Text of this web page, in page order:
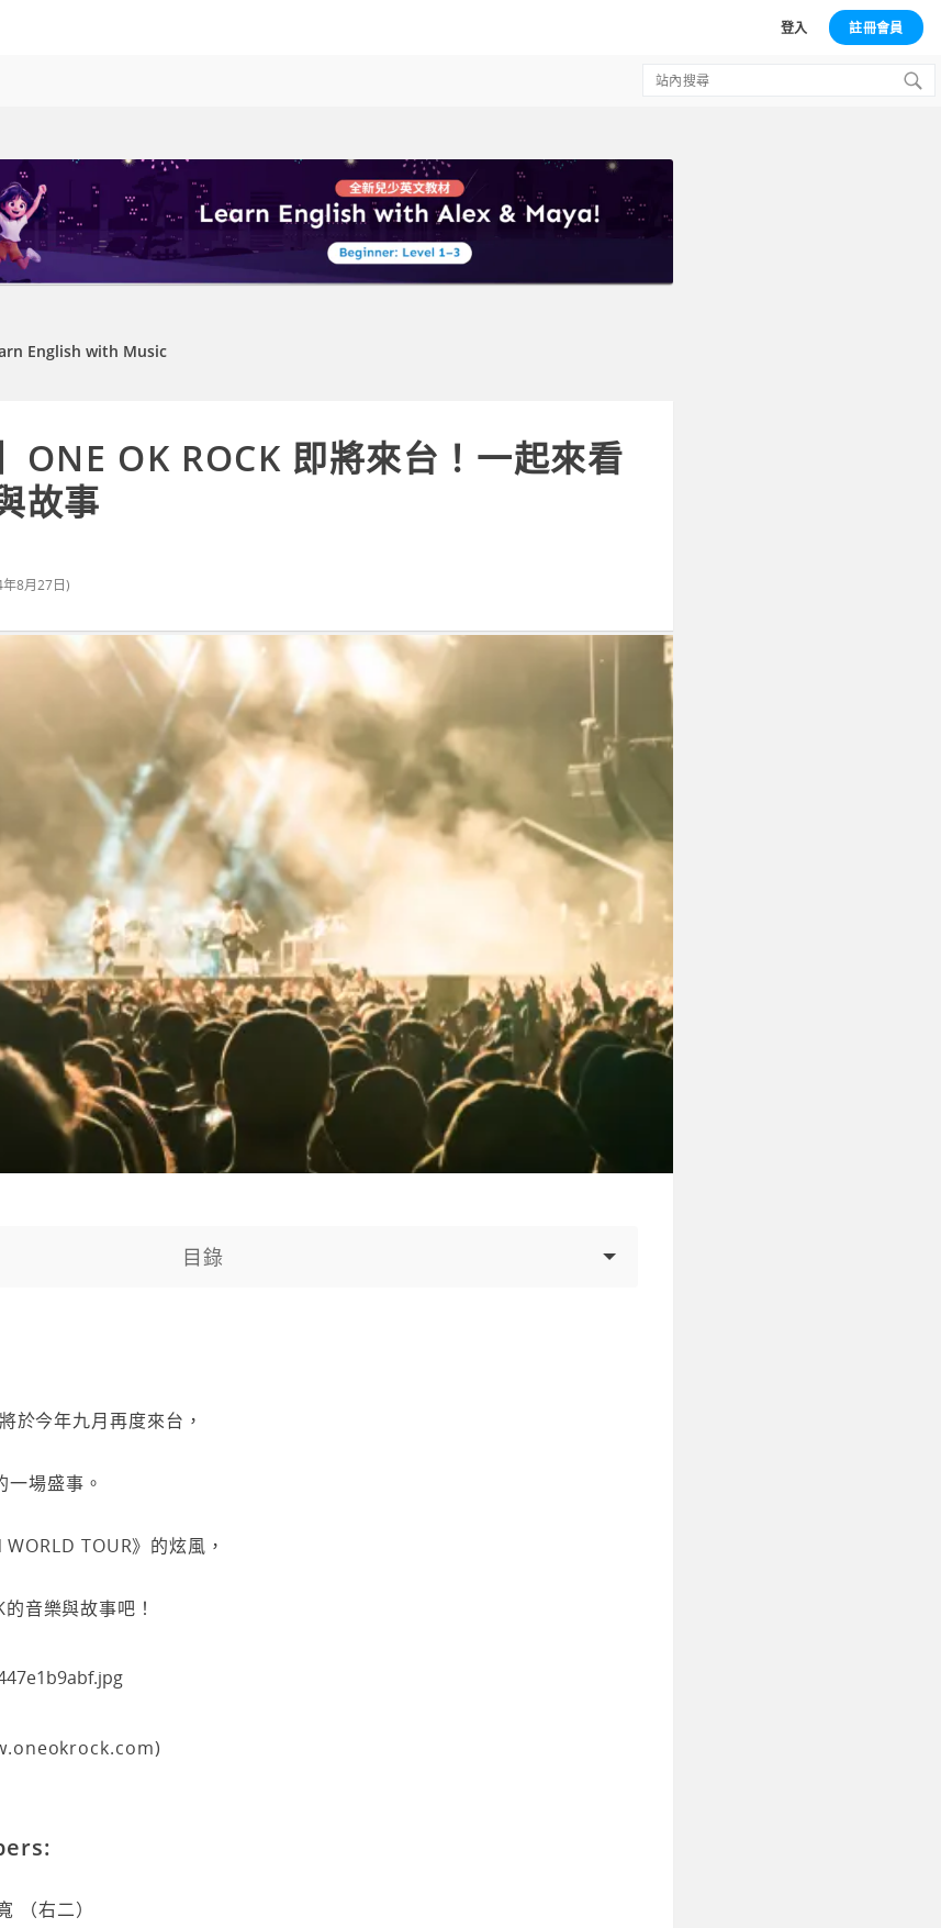
登入 註冊會員
Search
English with Music
ONE OK ROCK 即將來台！一起來看
故事
8月27日)
目錄
於今年九月再度來台，
場盛事。
TOUR》的炫風，
音樂與故事吧！
（右二）